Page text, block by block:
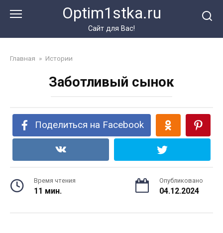
Optim1stka.ru
Сайт для Вас!
Главная » Истории
Заботливый сынок
Поделиться на Facebook
Время чтения
11 мин.
Опубликовано
04.12.2024